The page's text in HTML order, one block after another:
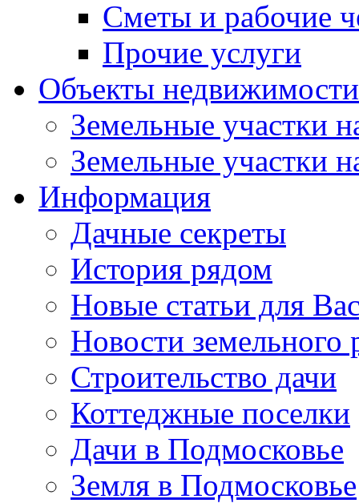
Сметы и рабочие
Прочие услуги
Объекты недвижимости
Земельные участки
Земельные участки
Информация
Дачные секреты
История рядом
Новые статьи для
Новости земельного
Строительство дачи
Коттеджные поселки
Дачи в Подмосковье
Земля в Подмосковье